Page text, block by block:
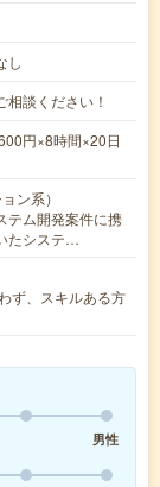
し
談ください！
円×8時間×20日
ン系）
テム開発案件に携
たシステ…
ず、スキルある方
男性